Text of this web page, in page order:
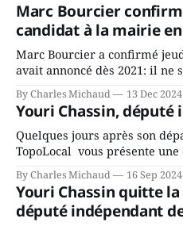
Marc Bourcier
candidat à la mairie
Marc Bourcier a confirmé
avait annoncé dès 2021: il
mandat à titre de maire de
fait l’annonce en s’adressant
rassemblés en soirée pour
By Charles Michaud 13 Dec 2024
Youri Chassin, député
Quelques jours après son
TopoLocal vous présente
Chassin. Nous avons causé
depuis longtemps? Sera-t-il
ans? Joindrait-il un autre
conservateurs d’Éric
By Charles Michaud 16 Sep 2024
Youri Chassin quitte la
député indépendant